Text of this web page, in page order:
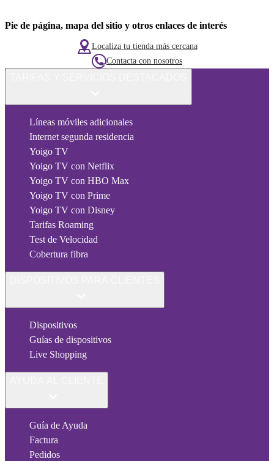
Pie de página, mapa del sitio y otros enlaces de interés
Localiza tu tienda más cercana
Contacta con nosotros
Líneas móviles adicionales
Internet segunda residencia
Yoigo TV
Yoigo TV con Netflix
Yoigo TV con HBO Max
Yoigo TV con Prime
Yoigo TV con Disney
Tarifas Roaming
Test de Velocidad
Cobertura fibra
Dispositivos
Guías de dispositivos
Live Shopping
Guía de Ayuda
Factura
Pedidos